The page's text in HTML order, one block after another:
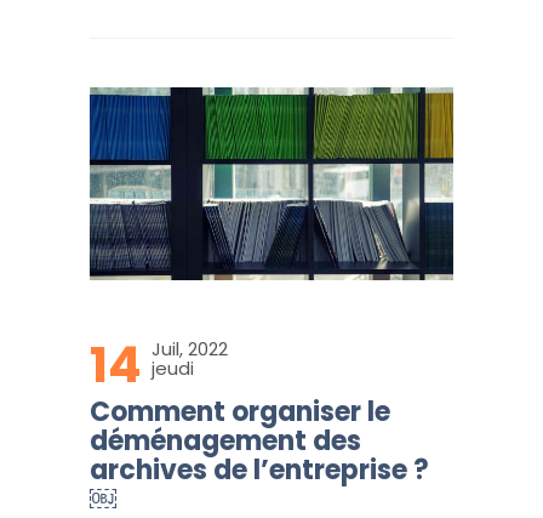
14 Juil, 2022
jeudi
Comment organiser le
déménagement des
archives de l’entreprise ?
￼